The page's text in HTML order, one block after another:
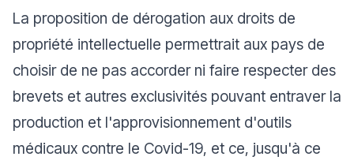
La proposition de dérogation aux droits de
propriété intellectuelle permettrait aux pays de
choisir de ne pas accorder ni faire respecter des
brevets et autres exclusivités pouvant entraver la
production et l'approvisionnement d'outils
médicaux contre le Covid-19, et ce, jusqu'à ce